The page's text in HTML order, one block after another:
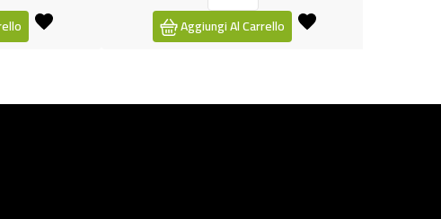
Aggiungi Al Carrello
Aggiungi Al Carrello